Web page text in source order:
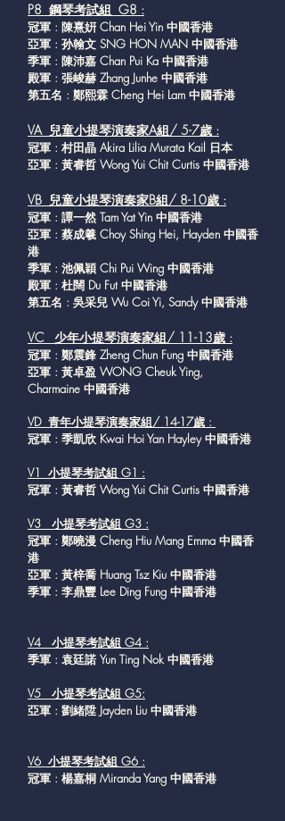
P8 鋼琴考試組 G8 :
冠軍 : 陳熹姸 Chan Hei Yin 中國香港
亞軍 : 孙翰文 SNG HON MAN 中國香港
季軍 : 陳沛嘉 Chan Pui Ka 中國香港
殿軍 : 張峻赫 Zhang Junhe 中國香港
第五名 : 鄭熙霖 Cheng Hei Lam 中國香港
VA 兒童小提琴演奏家A組/ 5-7歲 :
冠軍 : 村田晶 Akira Lilia Murata Kail 日本
亞軍 : 黃睿哲 Wong Yui Chit Curtis 中國香港
VB 兒童小提琴演奏家B組/ 8-10歲 :
冠軍 : 譚一然 Tam Yat Yin 中國香港
亞軍 : 蔡成羲 Choy Shing Hei, Hayden 中國香
港
季軍 : 池佩穎 Chi Pui Wing 中國香港
殿軍 : 杜闊 Du Fut 中國香港
第五名 : 吳采兒 Wu Coi Yi, Sandy 中國香港
VC 少年小提琴演奏家組/ 11-13歲 :
冠軍 : 鄭震鋒 Zheng Chun Fung 中國香港
亞軍 : 黃卓盈 WONG Cheuk Ying,
Charmaine 中國香港
VD 青年小提琴演奏家組/ 14-17歲 :
冠軍 : 季凱欣 Kwai Hoi Yan Hayley 中國香港
V1 小提琴考試組 G1 :
冠軍 : 黃睿哲 Wong Yui Chit Curtis 中國香港
V3 小提琴考試組 G3 :
冠軍 : 鄭曉漫 Cheng Hiu Mang Emma 中國香
港
亞軍 : 黃梓喬 Huang Tsz Kiu 中國香港
季軍 : 李鼎豐 Lee Ding Fung 中國香港
V4 小提琴考試組 G4 :
季軍 : 袁廷諾 Yun Ting Nok 中國香港
V5 小提琴考試組 G5:
亞軍 : 劉緒陞 Jayden Liu 中國香港
V6 小提琴考試組 G6 :
冠軍 : 楊嘉桐 Miranda Yang 中國香港